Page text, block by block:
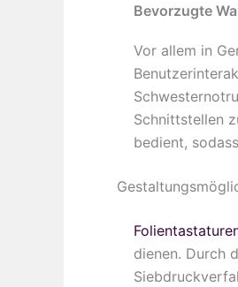
Bevorzugte
Vor allem in
Schnittstellen
bedient,
dienen. Durch